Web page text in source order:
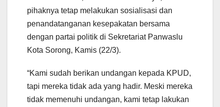
pihaknya tetap melakukan sosialisasi dan
penandatanganan kesepakatan bersama
dengan partai politik di Sekretariat Panwaslu
Kota Sorong, Kamis (22/3).
“Kami sudah berikan undangan kepada KPUD,
tapi mereka tidak ada yang hadir. Meski mereka
tidak memenuhi undangan, kami tetap lakukan